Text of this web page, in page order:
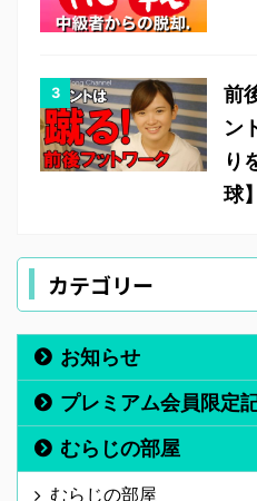
前
ン
り
球】
カテゴリー
お知らせ
プレミアム会員限定
むらじの部屋
むらじの部屋